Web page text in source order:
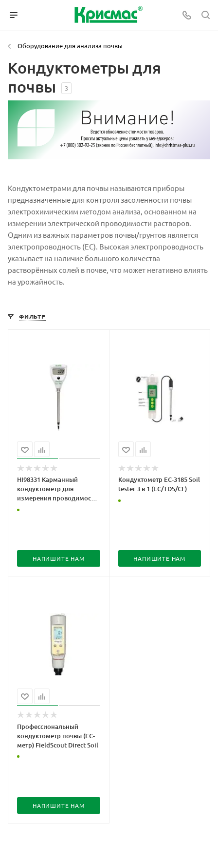
Оборудование для анализа почвы
Кондуктометры для
почвы
3
Кондуктометрами для почвы называются приборы
предназначенные для контроля засоленности почвы
электрохимическим методом анализа, основанном на
измерении электрической проводимости растворов.
Одним из важных параметров почвы/грунтов является
электропроводность (ЕС). Высокая электропроводность
указывает на наличие большого количества
растворённых солей в почве, что может негативно влиять
на урожайность.
ФИЛЬТР
HI98331 Карманный
кондуктометр для
измерения проводимости
в почве и вытяжке
НАПИШИТЕ НАМ
Кондуктометр EC-3185 Soil
tester 3 в 1 (EC/TDS/CF)
НАПИШИТЕ НАМ
Профессиональный
кондуктометр почвы (ЕС-
метр) FieldScout Direct Soil
НАПИШИТЕ НАМ